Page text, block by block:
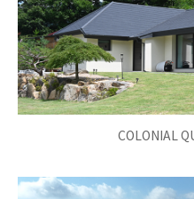
COLONIAL